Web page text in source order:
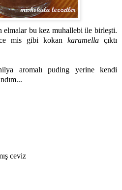
elmalar bu kez muhallebi ile birleşti.
mis gibi kokan karamella çıktı
aromalı puding yerine kendi
ceviz